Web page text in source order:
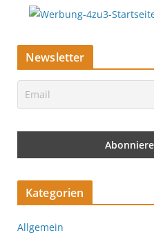
Newsletter
Kategorien
Allgemein